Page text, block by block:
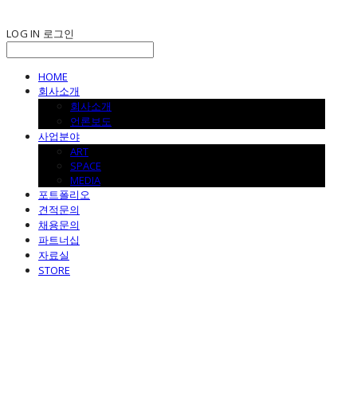
LOG IN 로그인
HOME
회사소개
회사소개
언론보도
사업분야
ART
SPACE
MEDIA
포트폴리오
견적문의
채용문의
파트너십
자료실
STORE